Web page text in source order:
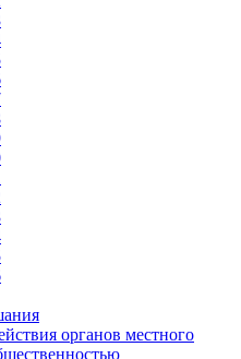
органов местного